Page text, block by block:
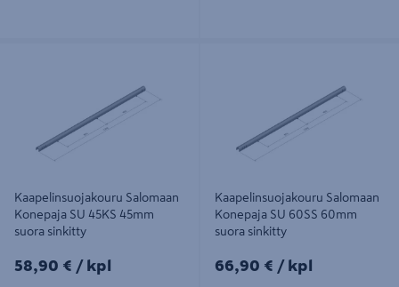
Kaapelinsuojakouru Salomaan
Konepaja SU 45KS 45mm
suora sinkitty
58,90€/kpl
58,90 € / kpl
Kaapelinsuojakouru Salomaan
Konepaja SU 60SS 60mm
suora sinkitty
66,90€/kpl
66,90 € / kpl